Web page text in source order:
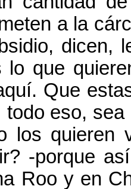
a la
dicen,
lo que
Que
todo eso,
los quieren
-porque
Roo y en